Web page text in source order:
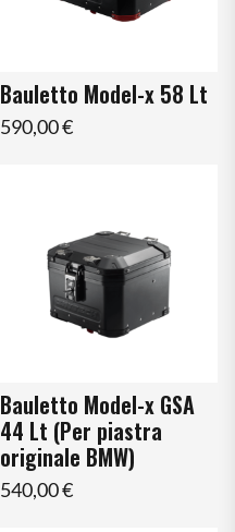
Bauletto Model-x 58 Lt
590,00 €
Bauletto Model-x GSA
44 Lt (Per piastra
originale BMW)
540,00 €